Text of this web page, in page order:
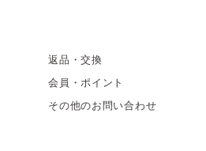
返品・交換
会員・ポイント
その他のお問い合わせ